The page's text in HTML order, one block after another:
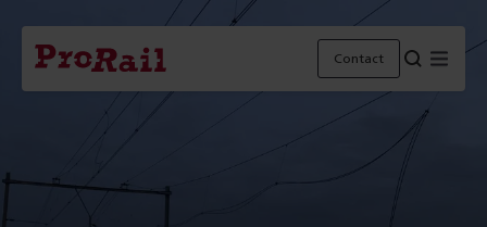
Navigatie
Homepage
ProRail
Contact